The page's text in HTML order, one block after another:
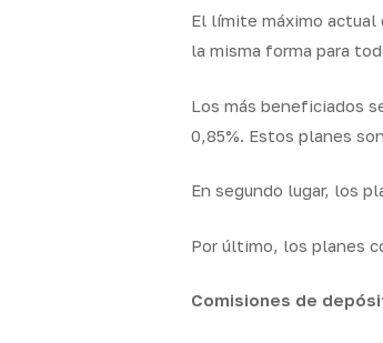
El límite máximo actual
la misma forma para
Los más beneficiados
0,85%. Estos planes
En segundo lugar, los
Por último, los planes
Comisiones de